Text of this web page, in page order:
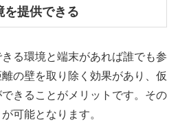
を提供できる
る環境と端末があれば誰でも参
の壁を取り除く効果があり、仮
きることがメリットです。その
可能となります。